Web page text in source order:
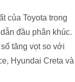
của Toyota trong
đầu phân khúc.
tăng vọt so với
Hyundai Creta và